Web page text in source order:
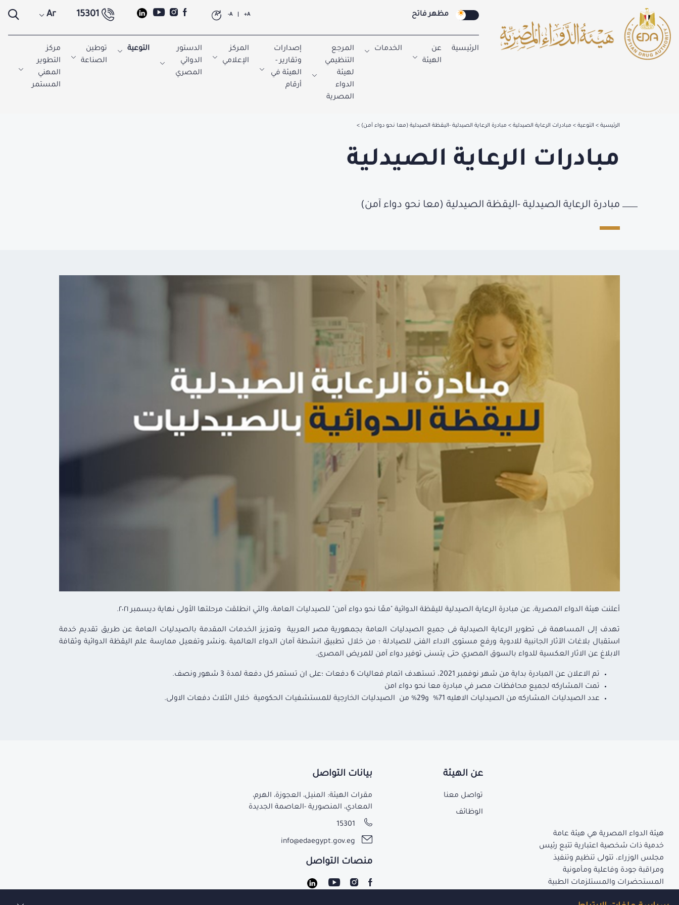
مظهر فاتح A+
A-
A
15301
Ar
الرئيسية
عن
الهيئة
الخدمات
المرجع
التنظيمي
لهيئة
الدواء
المصرية
إصدارات
وتقارير -
الهيئة في
أرقام
المركز
الإعلامي
الدستور
الدوائي
المصري
التوعية
توطين
الصناعة
مركز
التطوير
المهني
المستمر
الرئيسية التوعية مبادرات الرعاية الصيدلية مبادرة الرعاية الصيدلية -اليقظة الصيدلية (معا نحو دواء آمن)
مبادرات الرعاية الصيدلية
مبادرة الرعاية الصيدلية -اليقظة الصيدلية (معا نحو دواء آمن)
أعلنت هيئة الدواء المصرية، عن مبادرة الرعاية الصيدلية لليقظة الدوائية "معًا نحو دواء آمن" للصيدليات العامة، والتي انطلقت مرحلتها الأولى نهاية ديسمبر ٢٠٢١.
تهدف إلى المساهمة فى تطوير الرعاية الصيدلية فى جميع الصيدليات العامة بجمهورية مصر العربية وتعزيز الخدمات المقدمة بالصيدليات العامة عن طريق تقديم خدمة
استقبال بلاغات الآثار الجانبية للادوية ورفع مستوى الاداء الفنى للصيادلة ؛ من خلال تطبيق انشطة آمان الدواء العالمية ،ونشر وتفعيل ممارسة علم اليقظة الدوائية وثقافة
الابلاغ عن الاثار العكسية للدواء بالسوق المصري حتى يتسنى توفير دواء آمن للمريض المصرى.
تم الاعلان عن المبادرة بداية من شهر نوفمبر 2021، تستهدف اتمام فعاليات 6 دفعات ؛على ان تستمر كل دفعة لمدة 3 شهور ونصف.
تمت المشاركه لجميع محافظات مصر في مبادرة معا نحو دواء امن
عدد الصيدليات المشاركه من الصيدليات الاهليه 71% و29% من الصيدليات الخارجية للمستشفيات الحكومية خلال الثلاث دفعات الاولى.
هيئة الدواء المصرية هي هيئة عامة
خدمية ذات شخصية اعتبارية تتبع رئيس
مجلس الوزراء، تتولى تنظيم وتنفيذ
ومراقبة جودة وفاعلية ومأمونية
المستحضرات والمستلزمات الطبية
عن الهيئة
تواصل معنا
الوظائف
بيانات التواصل
مقرات الهيئة: المنيل، العجوزة، الهرم،
المعادي، المنصورية -العاصمة الجديدة
15301
info@edaegypt.gov.eg
منصات التواصل